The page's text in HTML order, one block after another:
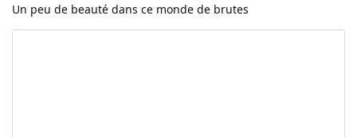
Un peu de beauté dans ce monde de brutes